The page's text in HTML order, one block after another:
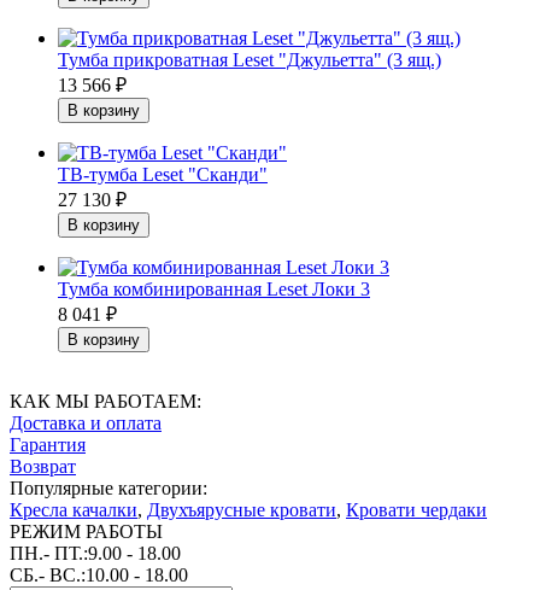
Тумба прикроватная Leset "Джульетта" (3 ящ.)
13 566 ₽
ТВ-тумба Leset "Сканди"
27 130 ₽
Тумба комбинированная Leset Локи 3
8 041
₽
КАК МЫ РАБОТАЕМ:
Доставка и оплата
Гарантия
Возврат
Популярные категории:
Кресла качалки, Двухъярусные кровати, Кровати чердаки
РЕЖИМ РАБОТЫ
ПН.- ПТ.:9.00 - 18.00
СБ.- ВС.:10.00 - 18.00